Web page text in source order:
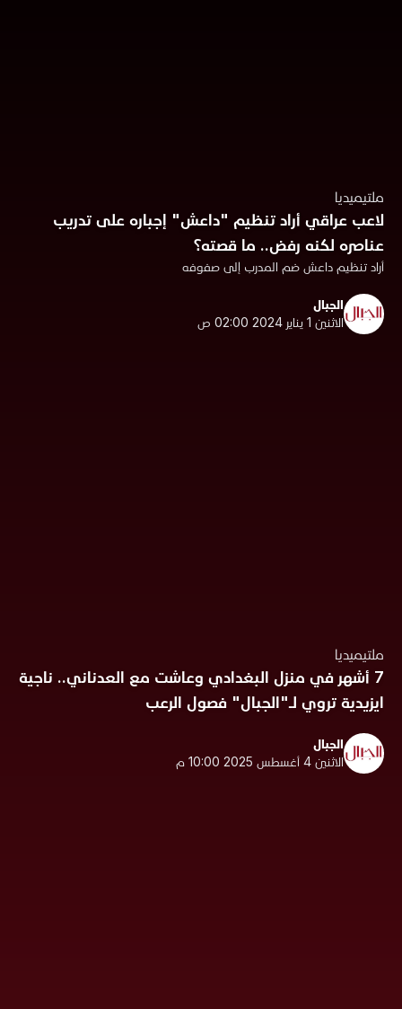
ملتيميديا
لاعب عراقي أراد تنظيم "داعش" إجباره على تدريب
عناصره لكنه رفض.. ما قصته؟
أراد تنظيم داعش ضم المدرب إلى صفوفه
الجبال
الاثنين 1 يناير 2024 02:00 ص
ملتيميديا
7 أشهر في منزل البغدادي وعاشت مع العدناني.. ناجية
ايزيدية تروي لـ"الجبال" فصول الرعب
الجبال
الاثنين 4 أغسطس 2025 10:00 م